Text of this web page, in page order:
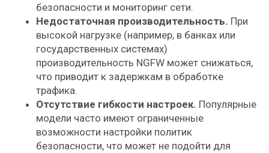
безопасности и мониторинг сети.
Недостаточная производительность. При
высокой нагрузке (например, в банках или
государственных системах)
производительность NGFW может снижаться,
что приводит к задержкам в обработке
трафика.
Отсутствие гибкости настроек. Популярные
модели часто имеют ограниченные
возможности настройки политик
безопасности, что может не подойти для